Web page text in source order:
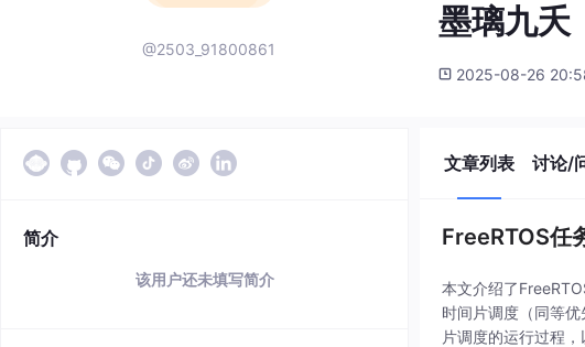
@2503_91800861
墨璃九夭
2025-08-26
简介
该用户还未填写简介
文章列表 讨论/
FreeRTOS任
本文介绍了
时间片调度（同等
片调度的运行过程